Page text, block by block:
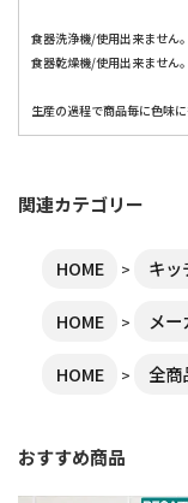
食器洗浄機/使用出来ません。
食器乾燥機/使用出来ません。
生産の過程で商品毎に色味
関連カテゴリー
HOME キッ
HOME メ
HOME 全商
おすすめ商品